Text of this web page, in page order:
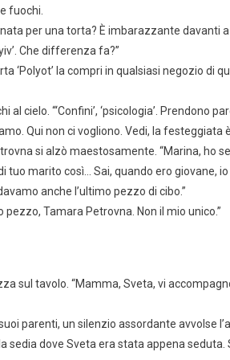
fuochi.
per una torta? È imbarazzante davanti
Che differenza fa?”
‘Polyot’ la compri in qualsiasi negozio di
al cielo. “‘Confini’, ‘psicologia’. Prendono
Qui non ci vogliono. Vedi, la festeggiata
si alzò maestosamente. “Marina, ho
tuo marito così… Sai, quando ero giovane,
anche l’ultimo pezzo di cibo.”
Tamara Petrovna. Non il mio unico.”
sul tavolo. “Mamma, Sveta, vi
parenti, un silenzio assordante avvolse
sedia dove Sveta era stata appena